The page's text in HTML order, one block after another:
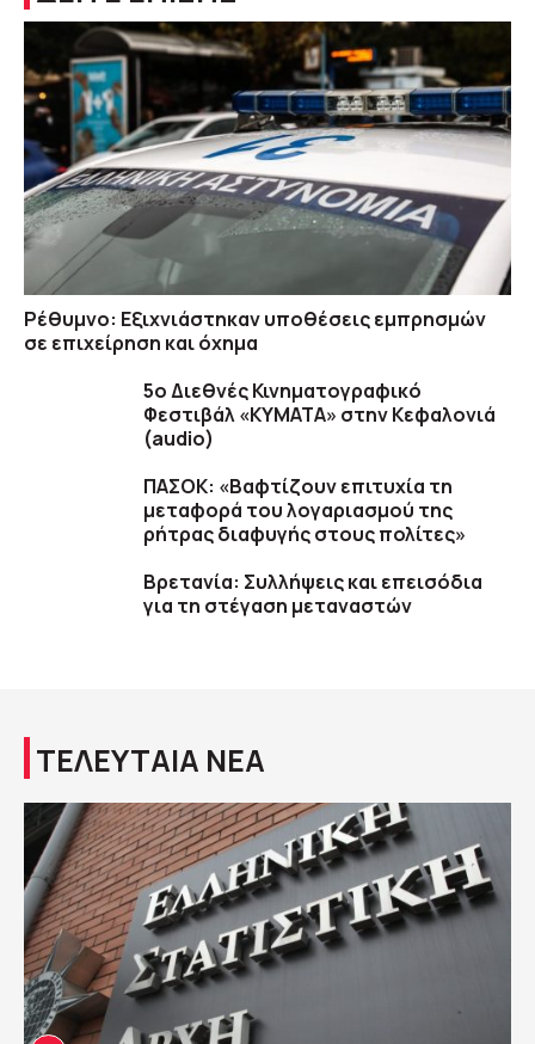
Ρέθυμνο: Εξιχνιάστηκαν υποθέσεις εμπρησμών
σε επιχείρηση και όχημα
5ο Διεθνές Κινηματογραφικό
Φεστιβάλ «ΚΥΜΑΤΑ» στην Κεφαλονιά
(audio)
ΠΑΣΟΚ: «Βαφτίζουν επιτυχία τη
μεταφορά του λογαριασμού της
ρήτρας διαφυγής στους πολίτες»
Βρετανία: Συλλήψεις και επεισόδια
για τη στέγαση μεταναστών
ΤΕΛΕΥΤΑΙΑ ΝΕΑ